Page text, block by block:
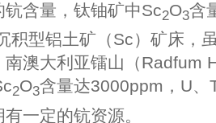
含量，钛铀矿中Sc2O3含
积型铝土矿（Sc）矿床，
澳大利亚镭山（Radfum
2O3含量达3000ppm，U
一定的钪资源。